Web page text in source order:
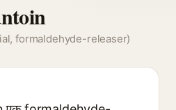
formaldehyde-releaser)